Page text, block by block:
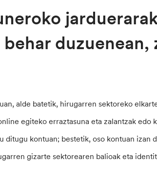
duzuenean,
alde batetik, hirugarren sektoreko
egiteko erraztasuna eta zalantzak edo
ditugu kontuan; bestetik, oso kontuan izan
gizarte sektorearen balioak eta